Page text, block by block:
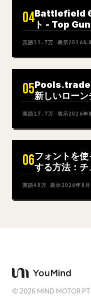
04Battlefield 6
ト - Top
英語11.7万 表示2026年
05Pools.trade
新しいローン
英語17.7万 表示2026年
06フォントを
する方法：
英語40万 表示 2026年8月
©2026 MIND MOTOR